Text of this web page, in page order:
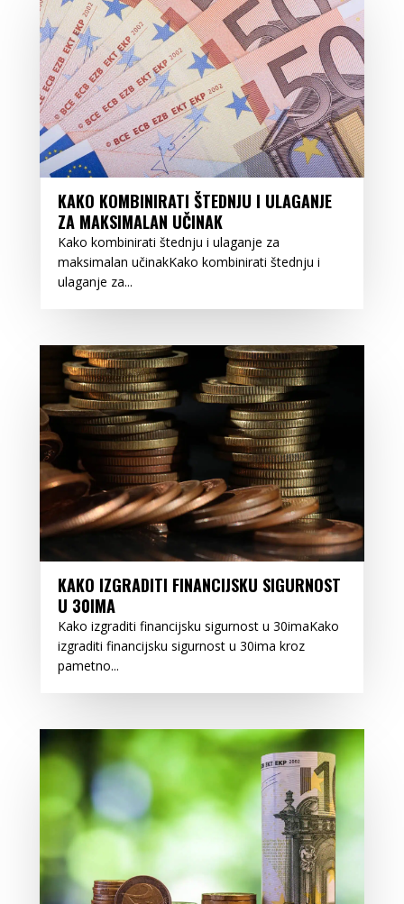
KAKO KOMBINIRATI ŠTEDNJU I ULAGANJE
ZA MAKSIMALAN UČINAK
Kako kombinirati štednju i ulaganje za
maksimalan učinakKako kombinirati štednju i
ulaganje za...
KAKO IZGRADITI FINANCIJSKU SIGURNOST
U 30IMA
Kako izgraditi financijsku sigurnost u 30imaKako
izgraditi financijsku sigurnost u 30ima kroz
pametno...